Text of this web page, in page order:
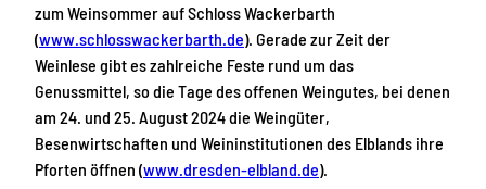
zum Weinsommer auf Schloss Wackerbarth
(www.schlosswackerbarth.de). Gerade zur Zeit der
Weinlese gibt es zahlreiche Feste rund um das
Genussmittel, so die Tage des offenen Weingutes, bei denen
am 24. und 25. August 2024 die Weingüter,
Besenwirtschaften und Weininstitutionen des Elblands ihre
Pforten öffnen (www.dresden-elbland.de).